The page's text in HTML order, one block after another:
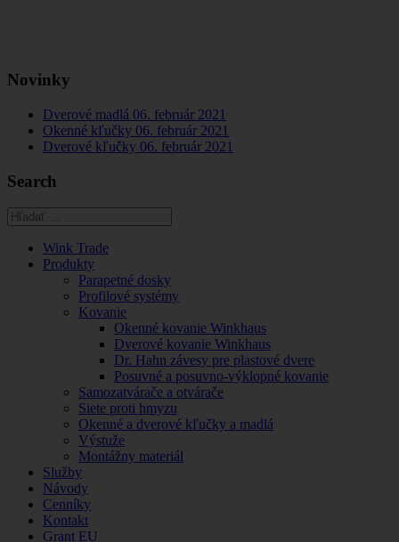
Novinky
Dverové madlá 06. február 2021
Okenné kľučky 06. február 2021
Dverové kľučky 06. február 2021
Search
Wink Trade
Produkty
Parapetné dosky
Profilové systémy
Kovanie
Okenné kovanie Winkhaus
Dverové kovanie Winkhaus
Dr. Hahn závesy pre plastové dvere
Posuvné a posuvno-výklopné kovanie
Samozatvárače a otvárače
Siete proti hmyzu
Okenné a dverové kľučky a madlá
Výstuže
Montážny materiál
Služby
Návody
Cenníky
Kontakt
Grant EU